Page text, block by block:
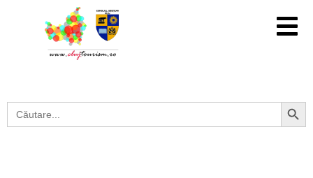
Search
for:
Search Button